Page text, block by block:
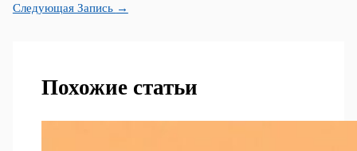
Следующая Запись →
Похожие статьи